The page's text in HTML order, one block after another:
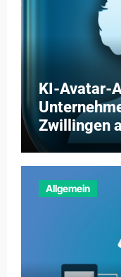
KI-Avatar-
Zwillingen
Partner
Allgemein